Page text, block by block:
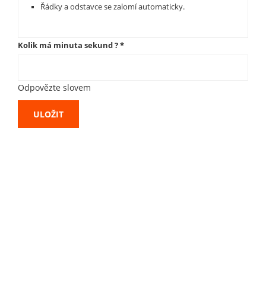
Řádky a odstavce se zalomí automaticky.
Kolik má minuta sekund ?*
Odpovězte slovem